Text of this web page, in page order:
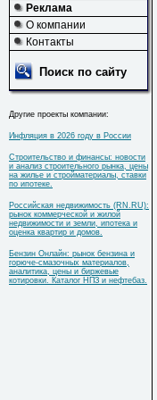
Реклама
О компании
Контакты
Поиск по сайту
Другие проекты компании:
Инфляция в 2026 году в России
Строительство и финансы: новости
и анализ строительного рынка, цены
на жилье и стройматериалы, ставки
по ипотеке.
Российская недвижимость (RN.RU):
рынок коммерческой и жилой
недвижимости и земли, ипотека и
оценка квартир и домов.
Бензин Онлайн: рынок бензина и
горюче-смазочных материалов,
аналитика, цены и биржевые
котировки. Каталог НПЗ и нефтебаз.